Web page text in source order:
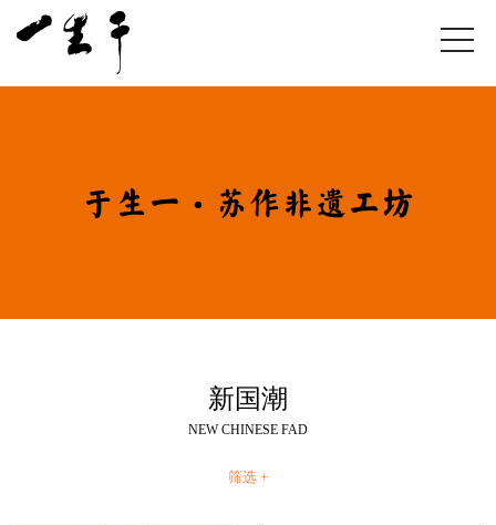
于生一·苏作非遗工坊
新国潮
NEW CHINESE FAD
筛选 +